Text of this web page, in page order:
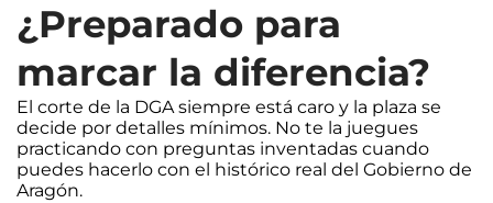
¿Preparado para
marcar la diferencia?
El corte de la DGA siempre está caro y la plaza se
decide por detalles mínimos. No te la juegues
practicando con preguntas inventadas cuando
puedes hacerlo con el histórico real del Gobierno de
Aragón.